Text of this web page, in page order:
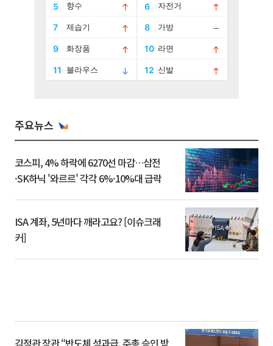
주요뉴스
코스피, 4% 하락에 6270선 마감…삼전
·SK하닉 '와르르' 각각 6%·10%대 급락
ISA 계좌, 5년마다 깨라고요? [이슈크래
커]